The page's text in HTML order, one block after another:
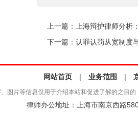
上一篇： 上海辩护律师分析
下一篇： 认罪认罚从宽制度
网站首页 | 业务范围 |
图片等信息仅用于介绍本站和促进了解的之目
律师办公地址：上海市南京西路